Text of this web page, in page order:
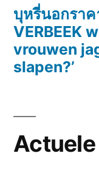
บุหรี่นอกราค
VERBEEK
vrouwen
slapen?’